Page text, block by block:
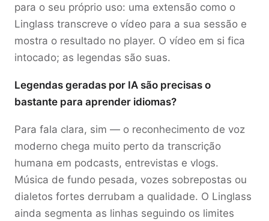
para o seu próprio uso: uma extensão como o
Linglass transcreve o vídeo para a sua sessão e
mostra o resultado no player. O vídeo em si fica
intocado; as legendas são suas.
Legendas geradas por IA são precisas o
bastante para aprender idiomas?
Para fala clara, sim — o reconhecimento de voz
moderno chega muito perto da transcrição
humana em podcasts, entrevistas e vlogs.
Música de fundo pesada, vozes sobrepostas ou
dialetos fortes derrubam a qualidade. O Linglass
ainda segmenta as linhas seguindo os limites